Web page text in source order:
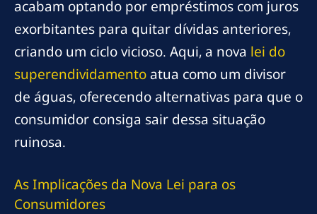
acabam optando por empréstimos com juros
exorbitantes para quitar dívidas anteriores,
criando um ciclo vicioso. Aqui, a nova lei do
superendividamentoatua como um divisor
de águas, oferecendo alternativas para que o
consumidor consiga sair dessa situação
ruinosa.
As Implicações da Nova Lei para os
Consumidores